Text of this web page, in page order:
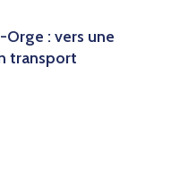
Orge : vers une
transport